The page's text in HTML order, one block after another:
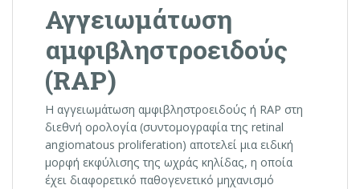
Αγγειωμάτωση
αμφιβληστροειδούς
(RAP)
Η αγγειωμάτωση αμφιβληστροειδούς ή RAP στη
διεθνή ορολογία (συντομογραφία της retinal
angiomatous proliferation) αποτελεί μια ειδική
μορφή εκφύλισης της ωχράς κηλίδας, η οποία
έχει διαφορετικό παθογενετικό μηχανισμό